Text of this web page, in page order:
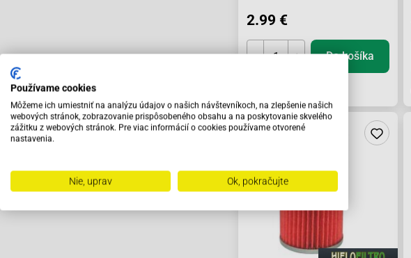
2.99 €
Do košíka
Používame cookies
Môžeme ich umiestniť na analýzu údajov o našich návštevníkoch, na zlepšenie našich
webových stránok, zobrazovanie prispôsobeného obsahu a na poskytovanie skvelého
zážitku z webových stránok. Pre viac informácií o cookies používame otvorené
nastavenia.
Nie, uprav Ok, pokračujte